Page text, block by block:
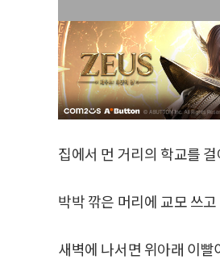
집에서 먼 거리의 학교를
박박 깎은 머리에 교모 쓰
새벽에 나서면 위아래 이